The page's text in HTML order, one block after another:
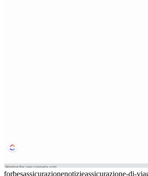
forbesassicurazionenotizieassicurazione-di-